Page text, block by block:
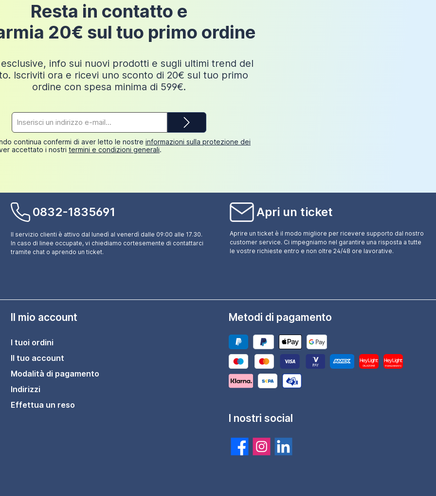
Resta in contatto e
20€ sul tuo primo ordine
info sui nuovi prodotti e sugli ultimi trend del
Iscriviti ora e ricevi uno sconto di 20€ sul tuo primo
ordine con spesa minima di 599€.
e-
mail*
continua confermi di aver letto le nostre informazioni sulla protezione dei
accettato i nostri termini e condizioni generali.
0832-1835691
Il servizio clienti è attivo dal lunedì al venerdì dalle 09:00 alle 17.30.
In caso di linee occupate, vi chiediamo cortesemente di contattarci
tramite chat o aprendo un ticket.
Apri un ticket
Aprire un ticket è il modo migliore per ricevere supporto dal nostro
customer service. Ci impegniamo nel garantire una risposta a tutte
le vostre richieste entro e non oltre 24/48 ore lavorative.
Il mio account
I tuoi ordini
Il tuo account
Modalità di pagamento
Indirizzi
Effettua un reso
Metodi di pagamento
I nostri social